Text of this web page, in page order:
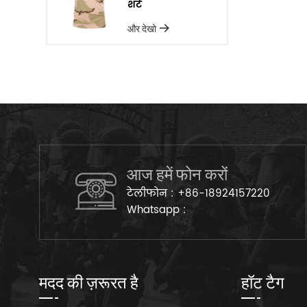
शर्ट
और देखो
आज हमें फोन करों
टेलीफोन : +86-18924157220
Whatsapp :
मदद की ज़रूरत है हॉट टैग